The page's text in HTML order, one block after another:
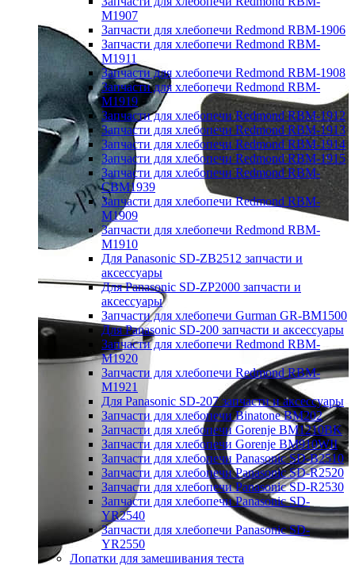
M1907
Запчасти для хлебопечи Redmond RBM-1906
Запчасти для хлебопечи Redmond RBM-
M1911
Запчасти для хлебопечи Redmond RBM-1908
Запчасти для хлебопечи Redmond RBM-
M1919
Запчасти для хлебопечи Redmond RBM-1912
Запчасти для хлебопечи Redmond RBM-1913
Запчасти для хлебопечи Redmond RBM-1914
Запчасти для хлебопечи Redmond RBM-1915
Запчасти для хлебопечи Redmond RBM-
CBM1939
Запчасти для хлебопечи Redmond RBM-
M1909
Запчасти для хлебопечи Redmond RBM-
M1910
Для Panasonic SD-ZB2512 запчасти и
аксессуары
Для Panasonic SD-ZP2000 запчасти и
аксессуары
Запчасти для хлебопечи Gurman GR-BM1500
Для Panasonic SD-200 запчасти и аксессуары
Запчасти для хлебопечи Redmond RBM-
M1920
Запчасти для хлебопечи Redmond RBM-
M1921
Для Panasonic SD-207 запчасти и аксессуары
Запчасти для хлебопечи Binatone BM202
Запчасти для хлебопечи Gorenje BM1210BK
Запчасти для хлебопечи Gorenje BM910WII
Запчасти для хлебопечи Panasonic SD-B2510
Запчасти для хлебопечи Panasonic SD-R2520
Запчасти для хлебопечи Panasonic SD-R2530
Запчасти для хлебопечи Panasonic SD-
YR2540
Запчасти для хлебопечи Panasonic SD-
YR2550
Лопатки для замешивания теста